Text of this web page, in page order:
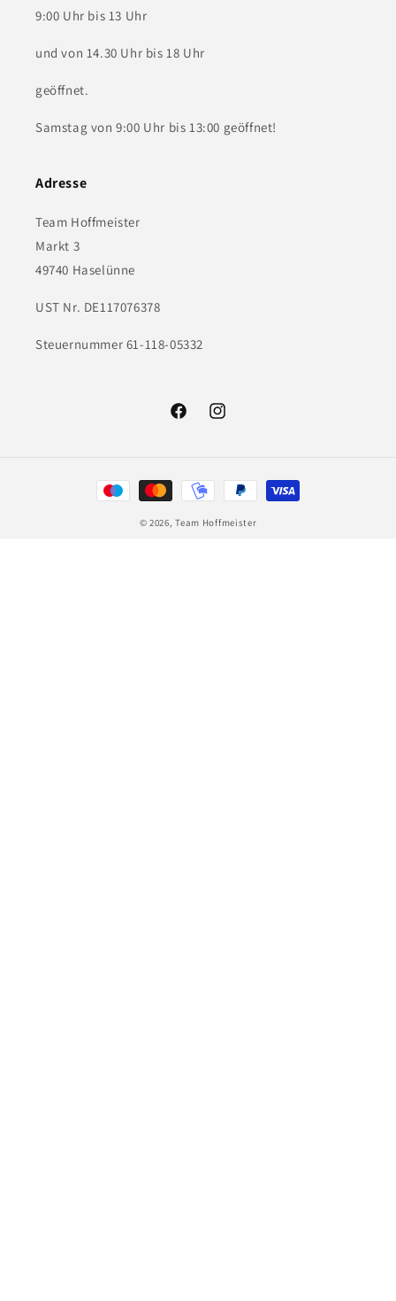
9:00 Uhr bis 13 Uhr
und von 14.30 Uhr bis 18 Uhr
geöffnet.
Samstag von 9:00 Uhr bis 13:00 geöffnet!
Adresse
Team Hoffmeister
Markt 3
49740 Haselünne
UST Nr. DE117076378
Steuernummer 61-118-05332
FacebookInstagram
Zahlungsmethoden
© 2026,Team Hoffmeister